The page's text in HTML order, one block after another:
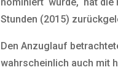
Stunden (2015)
Den Anzuglauf
wahrscheinlich auch mit